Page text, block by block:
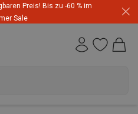
Preis! Bis zu -60 % im
Sale